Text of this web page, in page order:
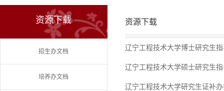
资源下载
招生办文档
培养办文档
资源下载
辽宁工程技术大学博士研究生
辽宁工程技术大学硕士研究生
辽宁工程技术大学研究生证补